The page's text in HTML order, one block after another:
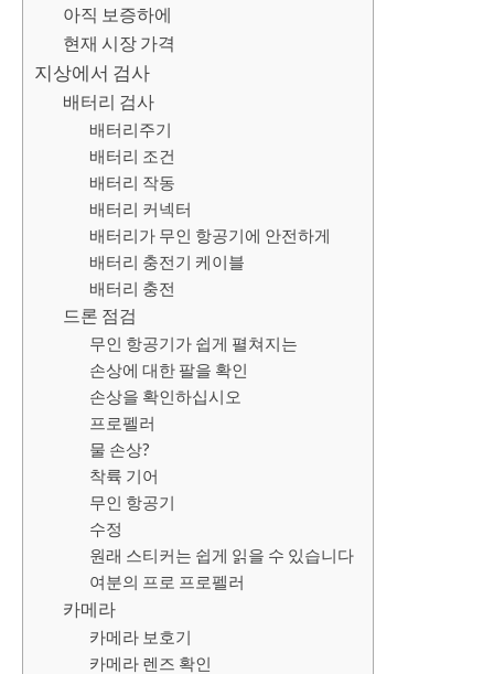
아직 보증하에
현재 시장 가격
지상에서 검사
배터리 검사
배터리주기
배터리 조건
배터리 작동
배터리 커넥터
배터리가 무인 항공기에 안전하게
배터리 충전기 케이블
배터리 충전
드론 점검
무인 항공기가 쉽게 펼쳐지는
손상에 대한 팔을 확인
손상을 확인하십시오
프로펠러
물 손상?
착륙 기어
무인 항공기
수정
원래 스티커는 쉽게 읽을 수 있습니다
여분의 프로 프로펠러
카메라
카메라 보호기
카메라 렌즈 확인